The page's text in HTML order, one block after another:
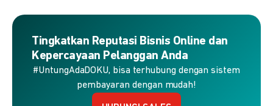
Tingkatkan Reputasi Bisnis Online dan
Kepercayaan Pelanggan Anda
#UntungAdaDOKU, bisa terhubung dengan sistem
pembayaran dengan mudah!